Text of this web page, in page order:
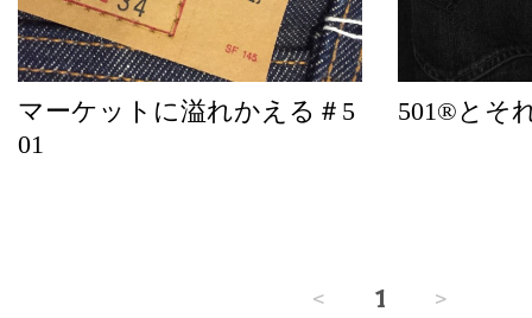
マーケットに溢れかえる＃5
01
501®とそ
< 1 >